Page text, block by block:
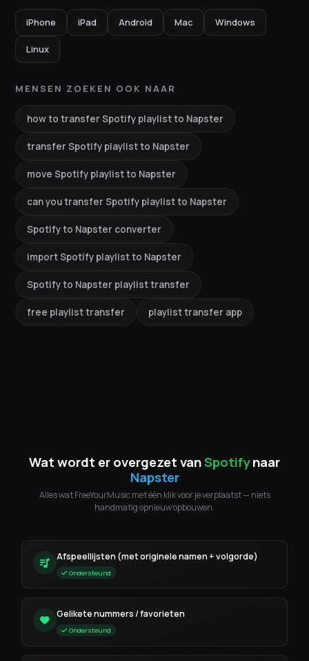
iPhone iPad Android Mac Windows
Linux
MENSEN ZOEKEN OOK NAAR
how to transfer Spotify playlist to Napster
transfer Spotify playlist to Napster
move Spotify playlist to Napster
can you transfer Spotify playlist to Napster
Spotify to Napster converter
import Spotify playlist to Napster
Spotify to Napster playlist transfer
free playlist transfer playlist transfer app
Wat wordt er overgezet vanSpotifynaar
Napster
Alles wat FreeYourMusic met één klik voor je verplaatst — niets
handmatig opnieuw opbouwen.
Afspeellijsten (met originele namen + volgorde)
Ondersteund
Gelikete nummers / favorieten
Ondersteund